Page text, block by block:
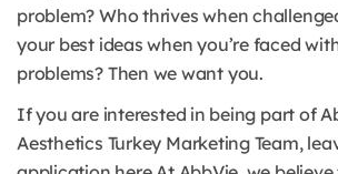
problem? Who thrives when
your best ideas when you’re faced
problems? Then we want you.
If you are interested in being part of
Aesthetics Turkey Marketing Team,